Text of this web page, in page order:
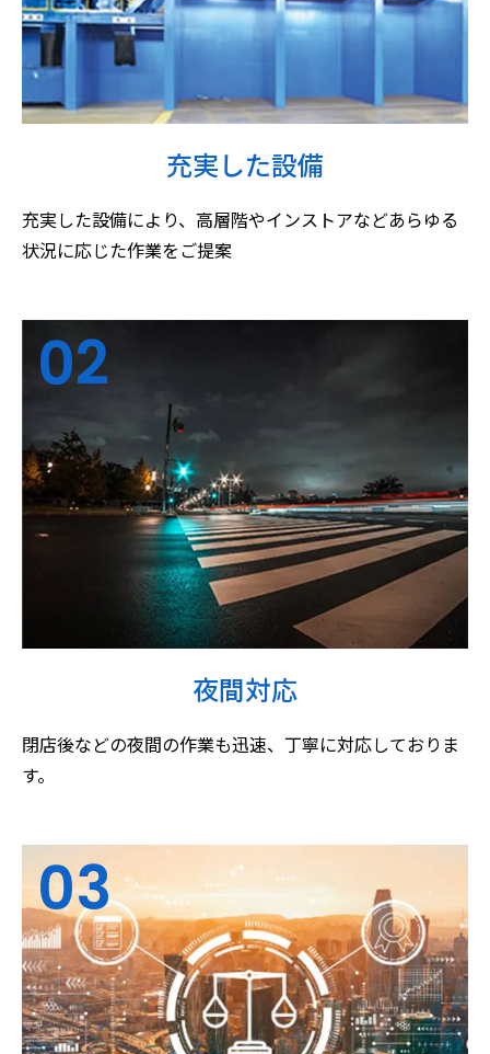
充実した設備
充実した設備により、高層階やインストアなどあらゆる
状況に応じた作業をご提案
夜間対応
閉店後などの夜間の作業も迅速、丁寧に対応しておりま
す。